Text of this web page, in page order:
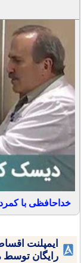
خداحافظی با
ایمپلنت
رایگان